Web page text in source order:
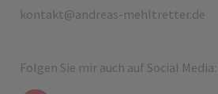
kontakt@andreas-mehltretter.de
Folgen Sie mir auch auf Social Media: